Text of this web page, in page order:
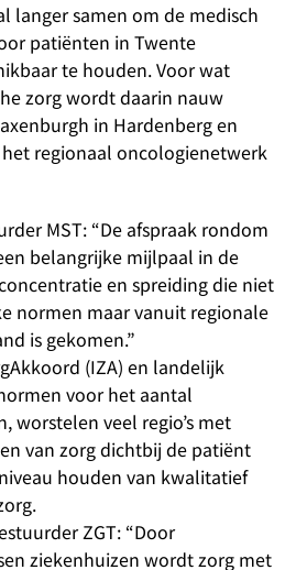
langer samen om de medisch
patiënten in Twente
te houden. Voor wat
zorg wordt daarin nauw
in Hardenberg en
regionaal oncologienetwerk
MST: “De afspraak rondom
belangrijke mijlpaal in de
en spreiding die niet
normen maar vanuit regionale
is gekomen.”
(IZA) en landelijk
voor het aantal
worstelen veel regio’s met
van zorg dichtbij de patiënt
houden van kwalitatief
ZGT: “Door
ziekenhuizen wordt zorg met